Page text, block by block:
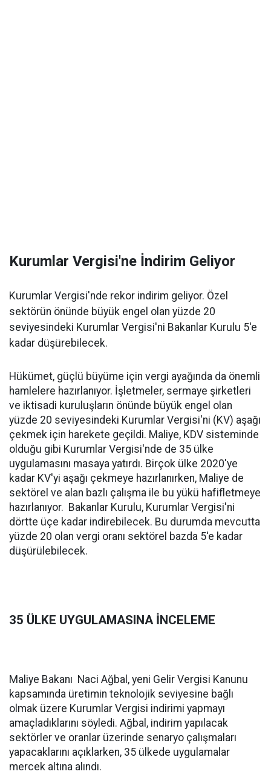
Kurumlar Vergisi'ne İndirim Geliyor
Kurumlar Vergisi'nde rekor indirim geliyor. Özel
sektörün önünde büyük engel olan yüzde 20
seviyesindeki Kurumlar Vergisi'ni Bakanlar Kurulu 5'e
kadar düşürebilecek.
Hükümet, güçlü büyüme için vergi ayağında da önemli
hamlelere hazırlanıyor. İşletmeler, sermaye şirketleri
ve iktisadi kuruluşların önünde büyük engel olan
yüzde 20 seviyesindeki Kurumlar Vergisi'ni (KV) aşağı
çekmek için harekete geçildi. Maliye, KDV sisteminde
olduğu gibi Kurumlar Vergisi'nde de 35 ülke
uygulamasını masaya yatırdı. Birçok ülke 2020'ye
kadar KV'yi aşağı çekmeye hazırlanırken, Maliye de
sektörel ve alan bazlı çalışma ile bu yükü hafifletmeye
hazırlanıyor. Bakanlar Kurulu, Kurumlar Vergisi'ni
dörtte üçe kadar indirebilecek. Bu durumda mevcutta
yüzde 20 olan vergi oranı sektörel bazda 5'e kadar
düşürülebilecek.
35 ÜLKE UYGULAMASINA İNCELEME
Maliye Bakanı Naci Ağbal, yeni Gelir Vergisi Kanunu
kapsamında üretimin teknolojik seviyesine bağlı
olmak üzere Kurumlar Vergisi indirimi yapmayı
amaçladıklarını söyledi. Ağbal, indirim yapılacak
sektörler ve oranlar üzerinde senaryo çalışmaları
yapacaklarını açıklarken, 35 ülkede uygulamalar
mercek altına alındı.